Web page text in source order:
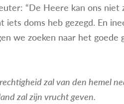
“De Heere kan ons niet
doms heb gezegd. En
we zoeken naar het
zal van den hemel
zal zijn vrucht geven.